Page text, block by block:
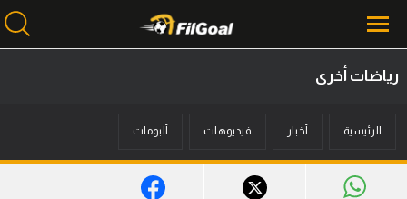
أخبار
رياضات أخرى
الرئيسية أخبار فيديوهات ألبومات